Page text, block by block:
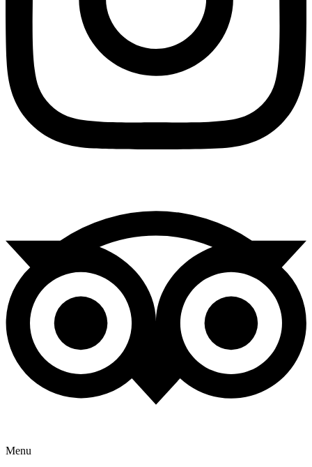
Menu